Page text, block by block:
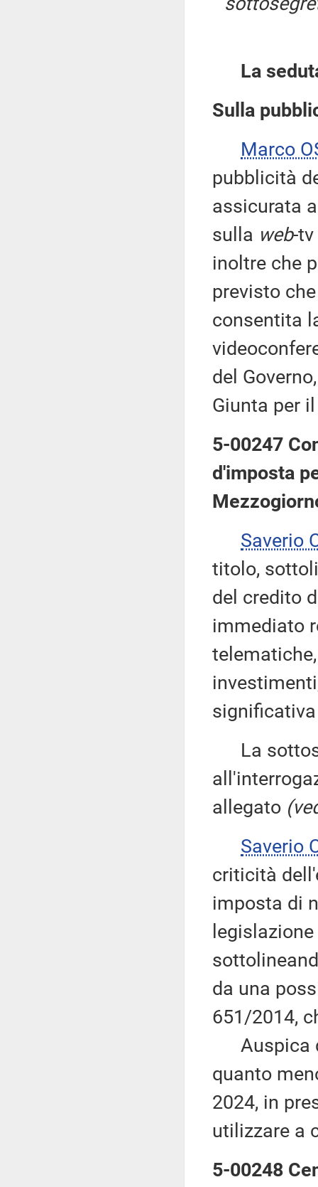
La
Sulla
Marco
pubblicità
assicurata
sulla web-
inoltre che
previsto
consentita
del
Giunta per
5-00247
d'imposta
Saverio
titolo,
del credito
immediato
La
allegato
Saverio
criticità
imposta di
da una
651/2014,
Auspica
quanto
2024, in
utilizzare a
5-00248